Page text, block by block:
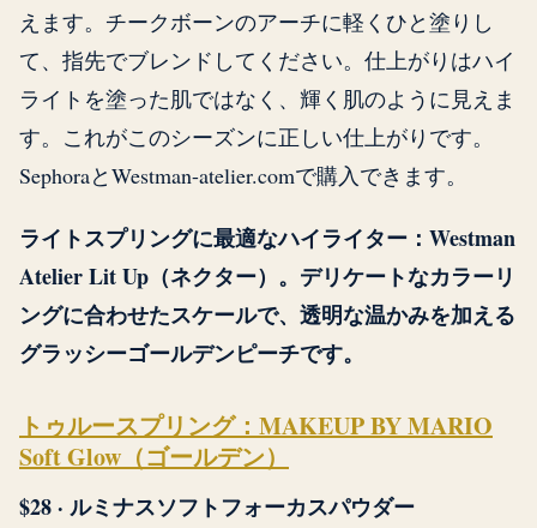
えます。チークボーンのアーチに軽くひと塗りし
て、指先でブレンドしてください。仕上がりはハイ
ライトを塗った肌ではなく、輝く肌のように見えま
す。これがこのシーズンに正しい仕上がりです。
SephoraとWestman-atelier.comで購入できます。
ライトスプリングに最適なハイライター：Westman
Atelier Lit Up（ネクター）。デリケートなカラーリ
ングに合わせたスケールで、透明な温かみを加える
グラッシーゴールデンピーチです。
トゥルースプリング：MAKEUP BY MARIO
Soft Glow（ゴールデン）
$28 · ルミナスソフトフォーカスパウダー